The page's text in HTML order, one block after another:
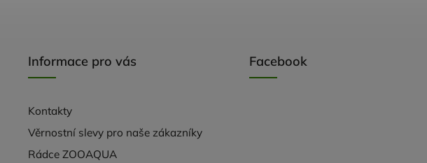
Informace pro vás
Kontakty
Věrnostní slevy pro naše zákazníky
Rádce ZOOAQUA
Facebook